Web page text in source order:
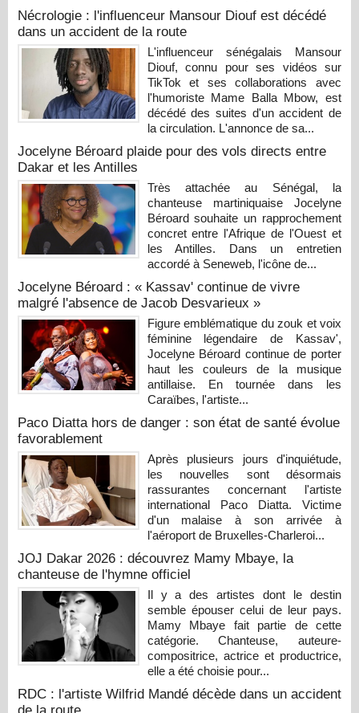
Nécrologie : l'influenceur Mansour Diouf est décédé
dans un accident de la route
L'influenceur sénégalais Mansour
Diouf, connu pour ses vidéos sur
TikTok et ses collaborations avec
l'humoriste Mame Balla Mbow, est
décédé des suites d'un accident de
la circulation. L'annonce de sa...
Jocelyne Béroard plaide pour des vols directs entre
Dakar et les Antilles
Très attachée au Sénégal, la
chanteuse martiniquaise Jocelyne
Béroard souhaite un rapprochement
concret entre l'Afrique de l'Ouest et
les Antilles. Dans un entretien
accordé à Seneweb, l'icône de...
Jocelyne Béroard : « Kassav' continue de vivre
malgré l'absence de Jacob Desvarieux »
Figure emblématique du zouk et voix
féminine légendaire de Kassav',
Jocelyne Béroard continue de porter
haut les couleurs de la musique
antillaise. En tournée dans les
Caraïbes, l'artiste...
Paco Diatta hors de danger : son état de santé évolue
favorablement
Après plusieurs jours d'inquiétude,
les nouvelles sont désormais
rassurantes concernant l'artiste
international Paco Diatta. Victime
d'un malaise à son arrivée à
l'aéroport de Bruxelles-Charleroi...
JOJ Dakar 2026 : découvrez Mamy Mbaye, la
chanteuse de l'hymne officiel
Il y a des artistes dont le destin
semble épouser celui de leur pays.
Mamy Mbaye fait partie de cette
catégorie. Chanteuse, auteure-
compositrice, actrice et productrice,
elle a été choisie pour...
RDC : l'artiste Wilfrid Mandé décède dans un accident